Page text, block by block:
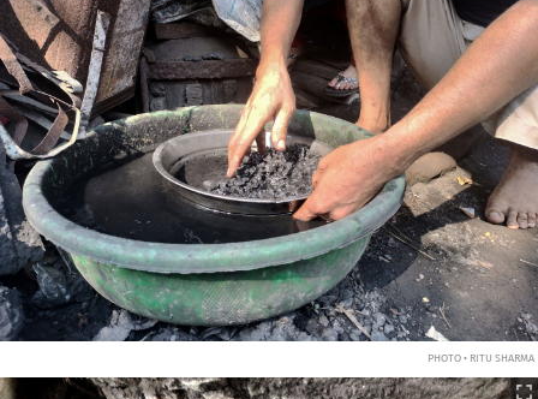
PHOTO • RITU SHARMA